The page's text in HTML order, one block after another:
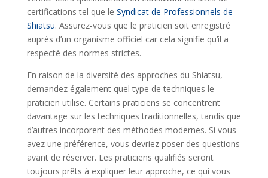
certifications tel que le Syndicat de Professionnels de
Shiatsu. Assurez-vous que le praticien soit enregistré
auprès d’un organisme officiel car cela signifie qu’il a
respecté des normes strictes.
En raison de la diversité des approches du Shiatsu,
demandez également quel type de techniques le
praticien utilise. Certains praticiens se concentrent
davantage sur les techniques traditionnelles, tandis que
d’autres incorporent des méthodes modernes. Si vous
avez une préférence, vous devriez poser des questions
avant de réserver. Les praticiens qualifiés seront
toujours prêts à expliquer leur approche, ce qui vous